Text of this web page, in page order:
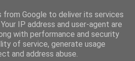
from Google to deliver its services
IP address and user-agent are
with performance and security
of service, generate usage
and address abuse.